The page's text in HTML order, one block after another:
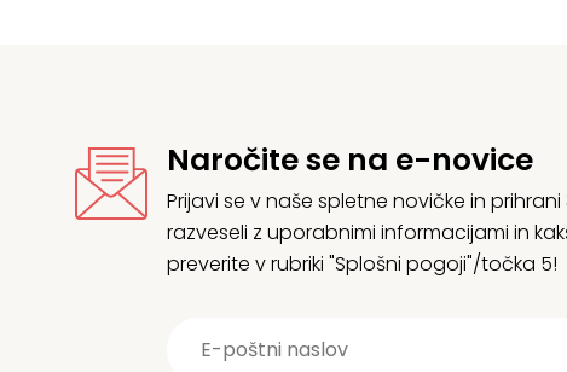
Naročite se na e-novice
Prijavi se v naše spletne novičke in
razveseli z uporabnimi informacijami in
preverite v rubriki "Splošni pogoji"/točka 5!